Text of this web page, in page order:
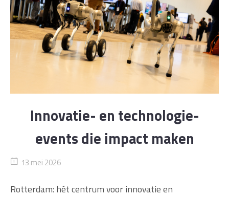
Innovatie- en technologie-
events die impact maken
13 mei 2026
Rotterdam: hét centrum voor innovatie en